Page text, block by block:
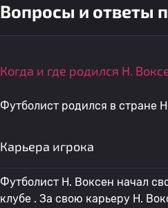
Вопросы и ответы
Когда и где родился H.
Футболист родился в стране
Карьера игрока
Футболист H. Воксен начал
клубе . За свою карьеру H.